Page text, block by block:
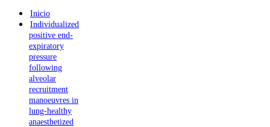
Inicio
Individualized
positive end-
expiratory
pressure
following
alveolar
recruitment
manoeuvres in
lung-healthy
anaesthetized